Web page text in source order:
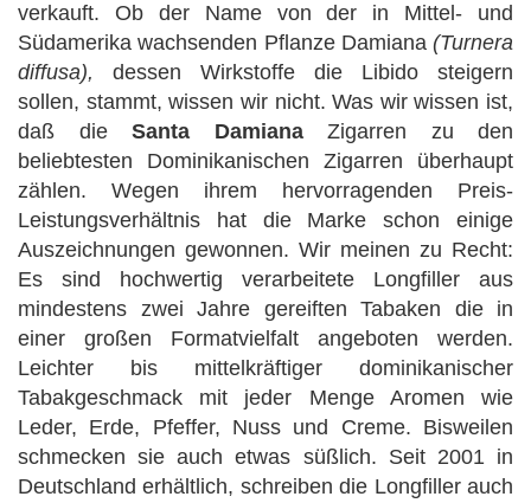
verkauft. Ob der Name von der in Mittel- und
Südamerika wachsenden Pflanze Damiana (Turnera
diffusa), dessen Wirkstoffe die Libido steigern
sollen, stammt, wissen wir nicht. Was wir wissen ist,
daß die Santa Damiana Zigarren zu den
beliebtesten Dominikanischen Zigarren überhaupt
zählen. Wegen ihrem hervorragenden Preis-
Leistungsverhältnis hat die Marke schon einige
Auszeichnungen gewonnen. Wir meinen zu Recht:
Es sind hochwertig verarbeitete Longfiller aus
mindestens zwei Jahre gereiften Tabaken die in
einer großen Formatvielfalt angeboten werden.
Leichter bis mittelkräftiger dominikanischer
Tabakgeschmack mit jeder Menge Aromen wie
Leder, Erde, Pfeffer, Nuss und Creme. Bisweilen
schmecken sie auch etwas süßlich. Seit 2001 in
Deutschland erhältlich, schreiben die Longfiller auch